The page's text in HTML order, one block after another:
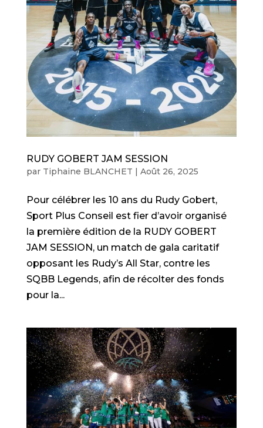
RUDY GOBERT JAM SESSION
par Tiphaine BLANCHET | Août 26, 2025
Pour célébrer les 10 ans du Rudy Gobert,
Sport Plus Conseil est fier d’avoir organisé
la première édition de la RUDY GOBERT
JAM SESSION, un match de gala caritatif
opposant les Rudy’s All Star, contre les
SQBB Legends, afin de récolter des fonds
pour la...